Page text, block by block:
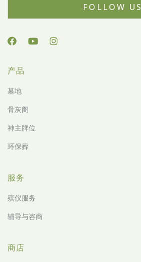
FOLLOW US
产品
墓地
骨灰阁
神主牌位
环保葬
服务
殡仪服务
辅导与咨商
商店